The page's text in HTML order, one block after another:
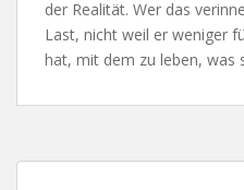
der Realität. Wer das
Last, nicht weil er weniger
hat, mit dem zu leben, was